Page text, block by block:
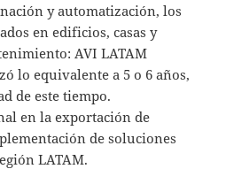
y automatización, los
en edificios, casas y
AVI LATAM
lo equivalente a 5 o 6 años,
de este tiempo.
en la exportación de
de soluciones
LATAM.